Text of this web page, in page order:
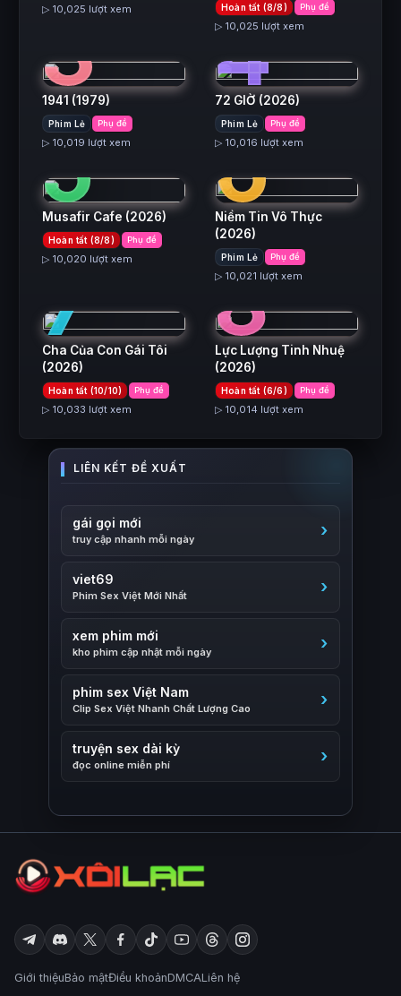
▷ 10,025 lượt xem Hoàn tất (8/8) Phụ đề
▷ 10,025 lượt xem
3
1941 (1979)
Phim Lẻ Phụ đề
▷ 10,019 lượt xem
4
72 GIỜ (2026)
Phim Lẻ Phụ đề
▷ 10,016 lượt xem
5
Musafir Cafe (2026)
Hoàn tất (8/8) Phụ đề
▷ 10,020 lượt xem
6
Niềm Tin Vô Thực
(2026)
Phim Lẻ Phụ đề
▷ 10,021 lượt xem
7
Cha Của Con Gái Tôi
(2026)
Hoàn tất (10/10) Phụ đề
▷ 10,033 lượt xem
8
Lực Lượng Tinh Nhuệ
(2026)
Hoàn tất (6/6) Phụ đề
▷ 10,014 lượt xem
gái gọi mới
truy cập nhanh mỗi ngày
viet69
Phim Sex Việt Mới Nhất
xem phim mới
kho phim cập nhật mỗi ngày
phim sex Việt Nam
Clip Sex Việt Nhanh Chất Lượng Cao
truyện sex dài kỳ
đọc online miễn phí
Giới thiệuBảo mậtĐiều khoảnDMCALiên hệ